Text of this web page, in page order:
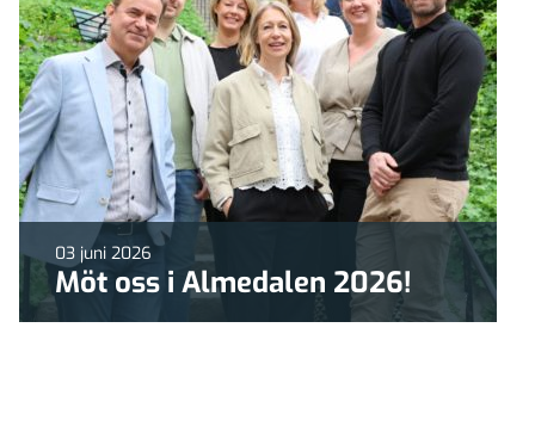
03 juni 2026
Möt oss i Almedalen 2026!